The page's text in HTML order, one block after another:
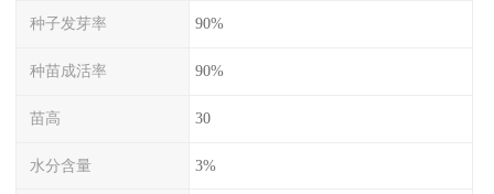
种子发芽率 90%
种苗成活率 90%
苗高 30
水分含量 3%